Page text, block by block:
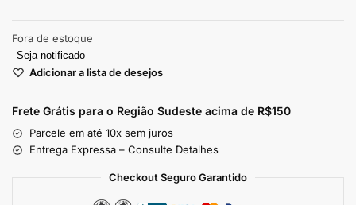
Fora de estoque
Seja notificado
Adicionar a lista de desejos
Frete Grátis para o Região Sudeste acima de R$150
Parcele em até 10x sem juros
Entrega Expressa – Consulte Detalhes
Checkout Seguro Garantido